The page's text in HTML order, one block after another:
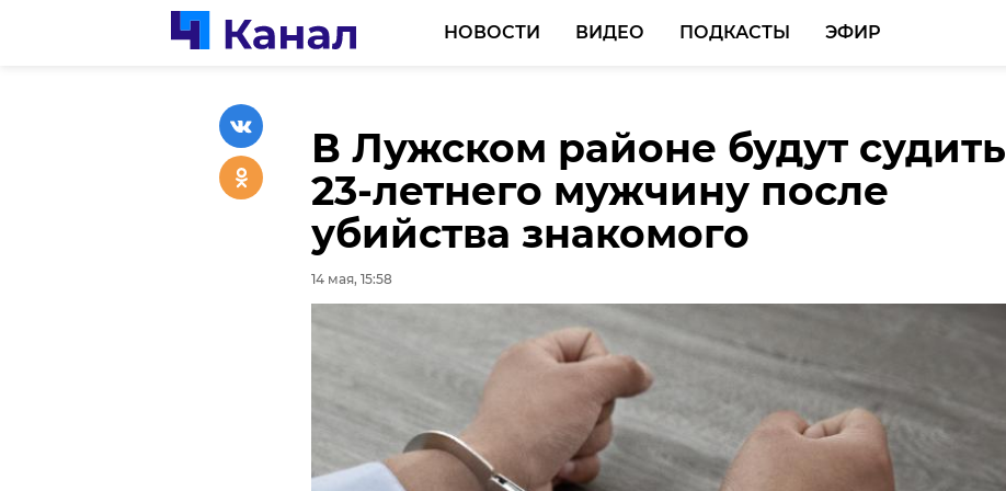
НОВОСТИ ВИДЕО ПОДКАСТЫ ЭФИР
В Лужском районе будут судить
23-летнего мужчину после
убийства знакомого
14 мая, 15:58
Уровень бедности в 2025 году в
Ленобласти опустился до 4,6%
14 мая, 15:47
Более 12 тысяч путевок в
санатории приобрели для
льготников из Петербурга и
Ленобласти